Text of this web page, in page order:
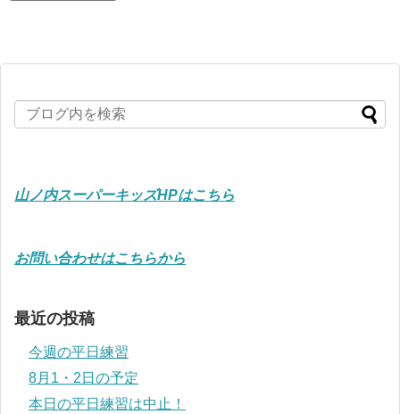
山ノ内スーパーキッズHPはこちら
お問い合わせはこちらから
最近の投稿
今週の平日練習
8月1・2日の予定
本日の平日練習は中止！